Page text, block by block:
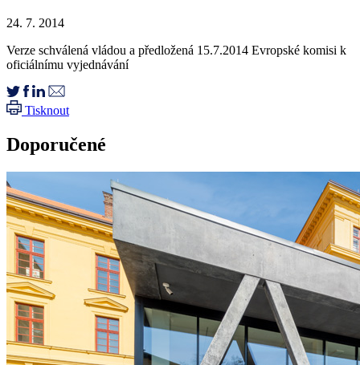
24. 7. 2014
Verze schválená vládou a předložená 15.7.2014 Evropské komisi k
oficiálnímu vyjednávání
Tisknout
Doporučené